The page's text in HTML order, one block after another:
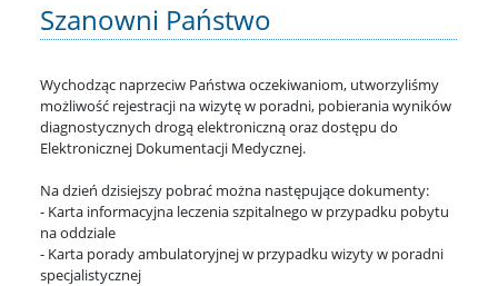
Szanowni Państwo
Wychodząc naprzeciw Państwa oczekiwaniom, utworzyliśmy
możliwość rejestracji na wizytę w poradni, pobierania wyników
diagnostycznych drogą elektroniczną oraz dostępu do
Elektronicznej Dokumentacji Medycznej.
Na dzień dzisiejszy pobrać można następujące dokumenty:
- Karta informacyjna leczenia szpitalnego w przypadku pobytu
na oddziale
- Karta porady ambulatoryjnej w przypadku wizyty w poradni
specjalistycznej